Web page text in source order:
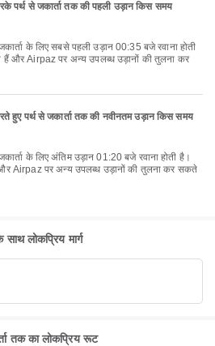
से जकार्ता तक की पहली उड़ान किस समय
और Airpaz पर अन्य उपलब्ध उड़ानों की तुलना कर
पर्थ से जकार्ता तक की नवीनतम उड़ान किस समय
Airpaz पर अन्य उपलब्ध उड़ानों की तुलना कर सकते
लोकप्रिय मार्ग
तक का लोकप्रिय रूट